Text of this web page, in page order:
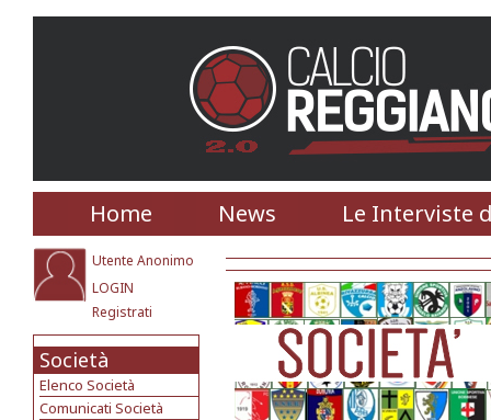
Home News Le Interviste
Utente Anonimo
LOGIN
Registrati
Società
Elenco Società
Comunicati Società